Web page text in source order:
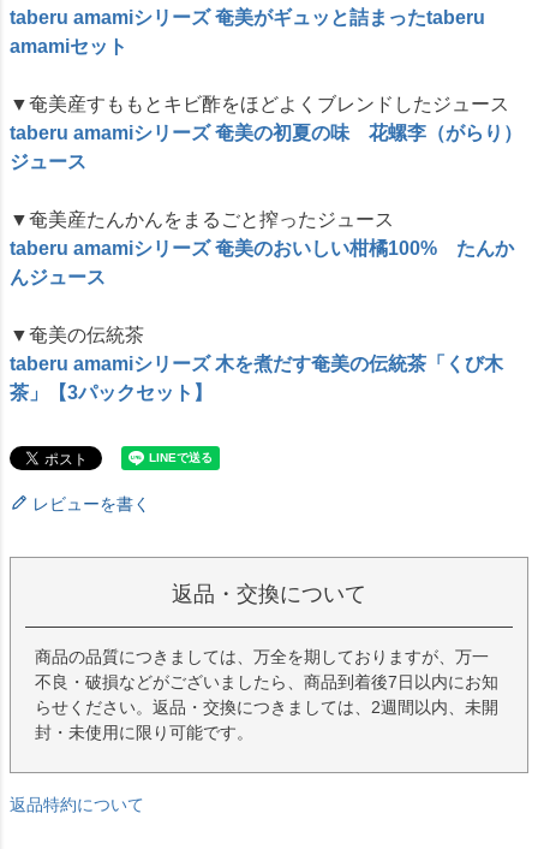
taberu amamiシリーズ 奄美がギュッと詰まったtaberu
amamiセット
▼奄美産すももとキビ酢をほどよくブレンドしたジュース
taberu amamiシリーズ 奄美の初夏の味 花螺李（がらり）
ジュース
▼奄美産たんかんをまるごと搾ったジュース
taberu amamiシリーズ 奄美のおいしい柑橘100% たんか
んジュース
▼奄美の伝統茶
taberu amamiシリーズ 木を煮だす奄美の伝統茶「くび木
茶」【3パックセット】
レビューを書く
返品・交換について
商品の品質につきましては、万全を期しておりますが、万一
不良・破損などがございましたら、商品到着後7日以内にお知
らせください。返品・交換につきましては、2週間以内、未開
封・未使用に限り可能です。
返品特約について